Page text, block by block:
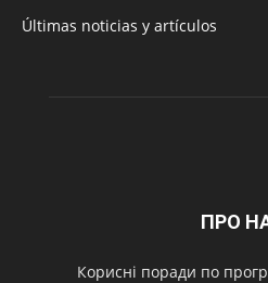
Últimas noticias y artículos
ПРО
Корисні поради по